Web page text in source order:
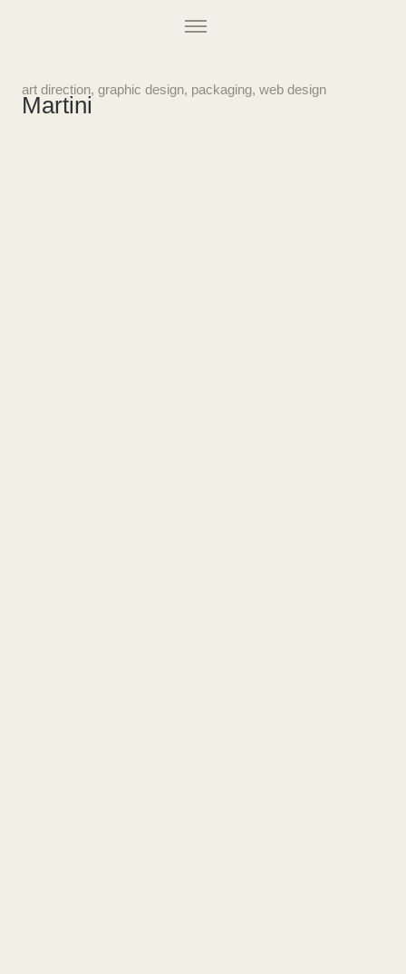
art direction, graphic design, packaging, web design
Martini